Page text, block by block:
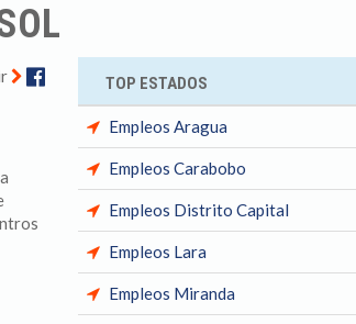
FacebookTOP ESTADOS
Empleos Aragua
Empleos Carabobo
Empleos Distrito Capital
Empleos Lara
Empleos Miranda